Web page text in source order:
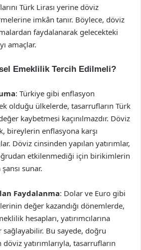
Türk Lirası yerine döviz
imkân tanır. Böylece, döviz
faydalanarak gelecekteki
amaçlar.
Emeklilik Tercih Edilmeli?
: Türkiye gibi enflasyon
olduğu ülkelerde, tasarrufların Türk
kaybetmesi kaçınılmazdır. Döviz
bireylerin enflasyona karşı
Döviz cinsinden yapılan yatırımlar,
etkilenmediği için birikimlerin
sunar.
Faydalanma: Dolar ve Euro gibi
değer kazandığı dönemlerde,
hesapları, yatırımcılarına
Bu sayede, doğru
yatırımlarıyla, tasarrufların